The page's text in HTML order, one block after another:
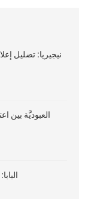
نيجيريا: تضليل
العبوديَّة بين